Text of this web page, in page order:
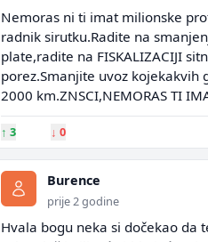
Nemoras ni ti imat milionske
radnik sirutku.Radite na
plate,radite na FISKALIZACIJI
porez.Smanjite uvoz
2000 km.ZNSCI,NEMORAS TI
↑ 3 ↓ 0
Burence
prije 2 godine
Hvala bogu neka si dočekao da